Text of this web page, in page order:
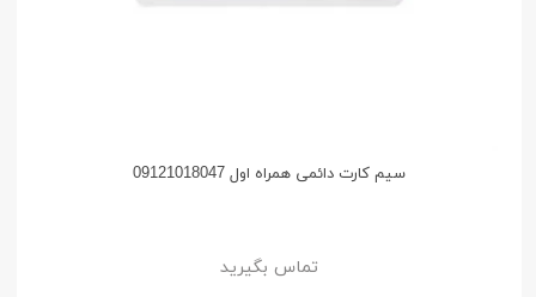
سیم کارت دائمی همراه اول 09121018047
تماس بگیرید